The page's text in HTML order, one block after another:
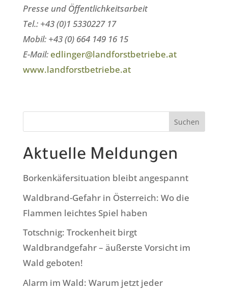
Presse und Öffentlichkeitsarbeit
Tel.: +43 (0)1 5330227 17
Mobil: +43 (0) 664 149 16 15
E-Mail: edlinger@landforstbetriebe.at
www.landforstbetriebe.at
Suchen
Aktuelle Meldungen
Borkenkäfersituation bleibt angespannt
Waldbrand-Gefahr in Österreich: Wo die
Flammen leichtes Spiel haben
Totschnig: Trockenheit birgt
Waldbrandgefahr – äußerste Vorsicht im
Wald geboten!
Alarm im Wald: Warum jetzt jeder